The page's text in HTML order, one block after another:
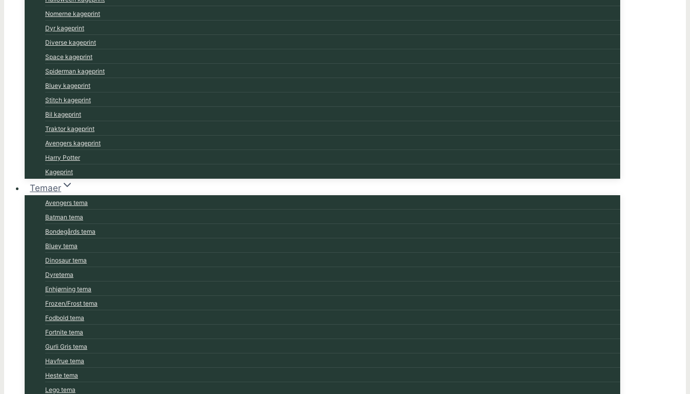
Nomerne kageprint
Dyr kageprint
Diverse kageprint
Space kageprint
Spiderman kageprint
Bluey kageprint
Stitch kageprint
Bil kageprint
Traktor kageprint
Avengers kageprint
Harry Potter
Kageprint
Temaer
Avengers tema
Batman tema
Bondegårds tema
Bluey tema
Dinosaur tema
Dyretema
Enhjørning tema
Frozen/Frost tema
Fodbold tema
Fortnite tema
Gurli Gris tema
Havfrue tema
Heste tema
Lego tema